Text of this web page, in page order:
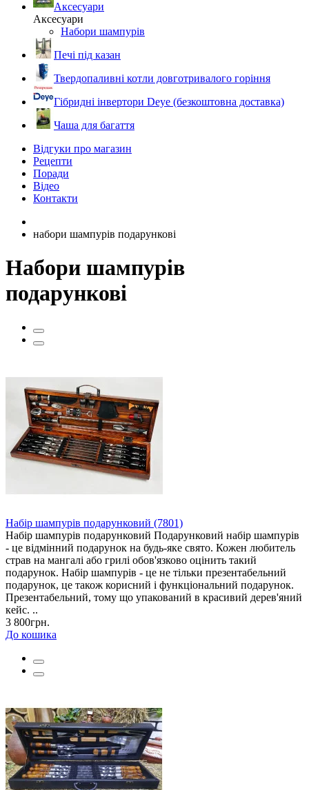
Аксесуари
Аксесуари
Набори шампурів
Печі під казан
Твердопаливні котли довготривалого горіння
Гібридні інвертори Deye (безкоштовна доставка)
Чаша для багаття
Відгуки про магазин
Рецепти
Поради
Відео
Контакти
набори шампурів подарункові
Набори шампурів
подарункові
Набір шампурів подарунковий (7801)
Набір шампурів подарунковий Подарунковий набір шампурів
- це відмінний подарунок на будь-яке свято. Кожен любитель
страв на мангалі або грилі обов'язково оцінить такий
подарунок. Набір шампурів - це не тільки презентабельний
подарунок, це також корисний і функціональний подарунок.
Презентабельний, тому що упакований в красивий дерев'яний
кейс. ..
3 800грн.
До кошика